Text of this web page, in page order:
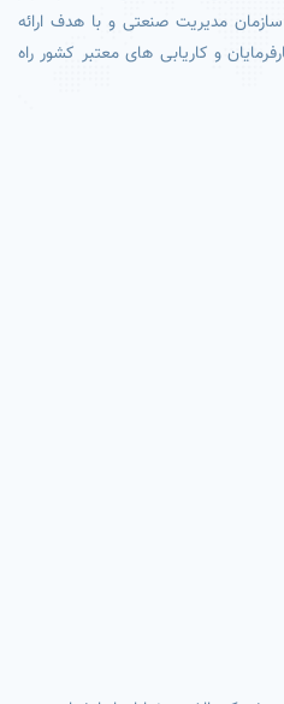
مدیریت صنعتی و با هدف ارائه
و کاریابی های معتبر کشور راه